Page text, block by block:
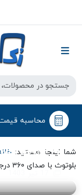
محاسبه قیمت
شما اینجا هستید:
بلوتوث با صدای ۳۶۰ درجه شیائومی آغاز شد
شیائومی
عرضه جهانی
۳۶۰ درجه شیائومی آغاز شد